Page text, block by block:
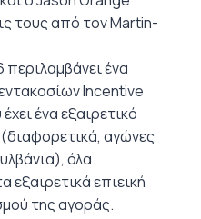
τους από τον Martin-
ένα
Incentive
ένα εξαιρετικό
αγώνες
όλα
επιεική
της αγοράς.